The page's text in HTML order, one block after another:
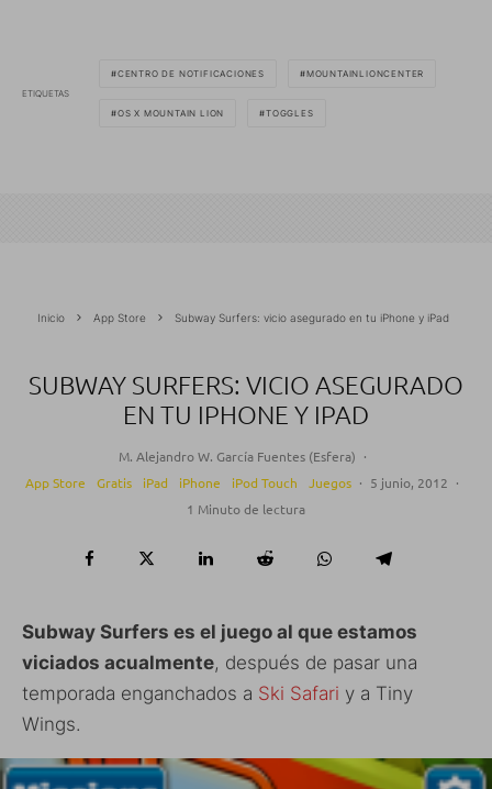
ETIQUETAS
CENTRO DE NOTIFICACIONES MOUNTAINLIONCENTER
OS X MOUNTAIN LION TOGGLES
Inicio App Store Subway Surfers: vicio asegurado en tu iPhone y iPad
SUBWAY SURFERS: VICIO ASEGURADO
EN TU IPHONE Y IPAD
M. Alejandro W. García Fuentes (Esfera) ·
App Store
Gratis iPad iPhone iPod Touch Juegos · 5 junio, 2012 ·
1 Minuto de lectura
Subway Surfers es el juego al que estamos
viciados acualmente, después de pasar una
temporada enganchados a Ski Safari y a Tiny
Wings.